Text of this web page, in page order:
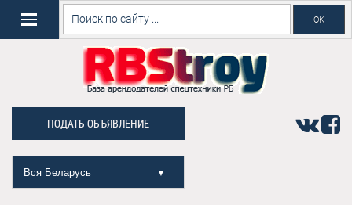
ПОДАТЬ ОБЪЯВЛЕНИЕ
Вся Беларусь ▼